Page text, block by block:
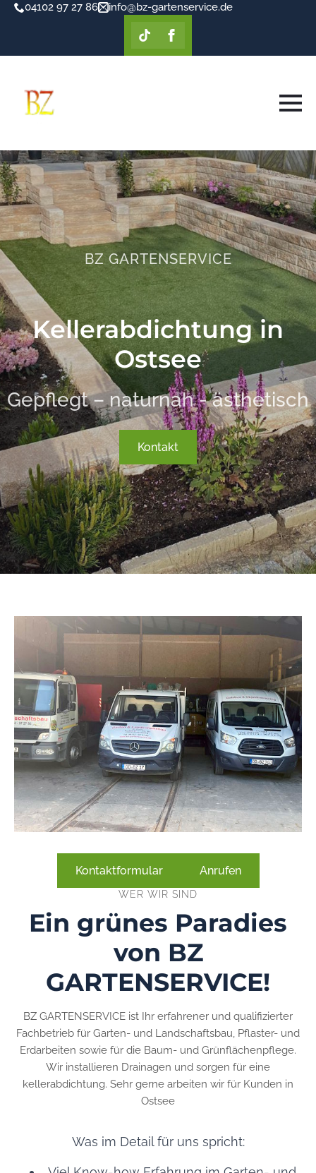
04102 97 27 86 info@bz-gartenservice.de
BZ GARTENSERVICE
Kellerabdichtung in
Ostsee
Gepflegt – naturnah - ästhetisch
Kontakt
Kontaktformular Anrufen
WER WIR SIND
Ein grünes Paradies
von BZ
GARTENSERVICE!
BZ GARTENSERVICE ist Ihr erfahrener und qualifizierter
Fachbetrieb für Garten- und Landschaftsbau, Pflaster- und
Erdarbeiten sowie für die Baum- und Grünflächenpflege.
Wir installieren Drainagen und sorgen für eine
kellerabdichtung. Sehr gerne arbeiten wir für Kunden in
Ostsee
Was im Detail für uns spricht: